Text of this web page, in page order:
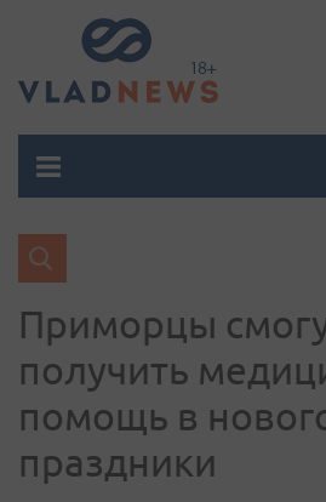
Приморцы
получить
помощь в
праздники